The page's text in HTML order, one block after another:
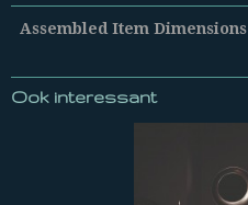
Assembled Item Dimensions
Ook interessant